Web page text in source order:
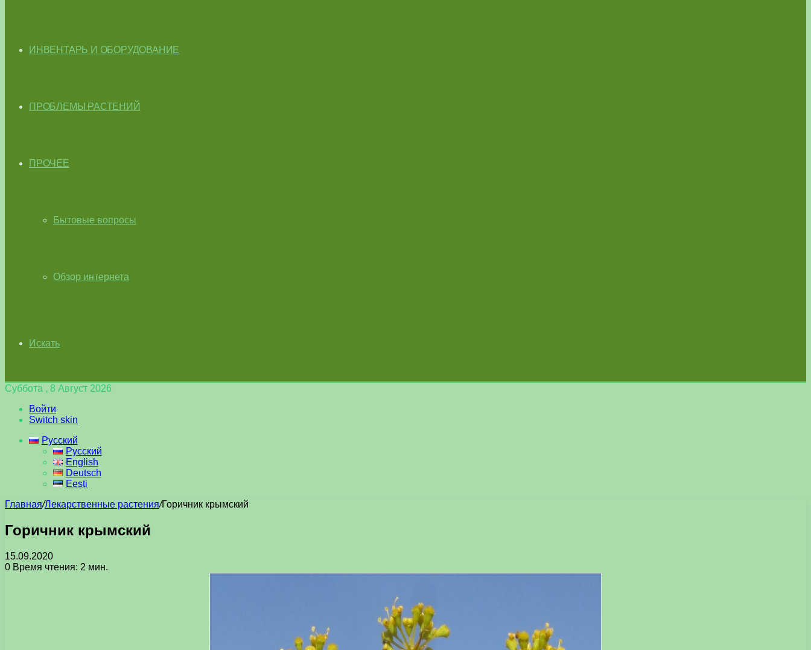
ИНВЕНТАРЬ И ОБОРУДОВАНИЕ
ПРОБЛЕМЫ РАСТЕНИЙ
ПРОЧЕЕ
Бытовые вопросы
Обзор интернета
Искать
Суббота , 8 Август 2026
Войти
Switch skin
Русский
Русский
English
Deutsch
Eesti
Главная/Лекарственные растения/Горичник крымский
Горичник крымский
15.09.2020
0 Время чтения: 2 мин.